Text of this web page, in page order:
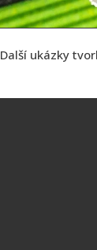
Další ukázky